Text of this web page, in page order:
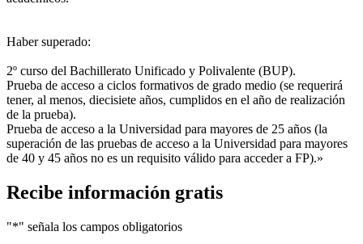
Haber superado:
2º curso del Bachillerato Unificado y Polivalente (BUP).
Prueba de acceso a ciclos formativos de grado medio (se requerirá
tener, al menos, diecisiete años, cumplidos en el año de realización
de la prueba).
Prueba de acceso a la Universidad para mayores de 25 años (la
superación de las pruebas de acceso a la Universidad para mayores
de 40 y 45 años no es un requisito válido para acceder a FP).»
Recibe información gratis
"*" señala los campos obligatorios